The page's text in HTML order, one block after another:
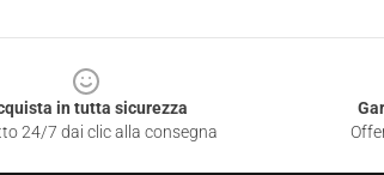
in tutta sicurezza
24/7 dai clic alla consegna